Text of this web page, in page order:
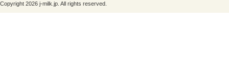
Copyright 2026 j-milk.jp. All rights reserved.